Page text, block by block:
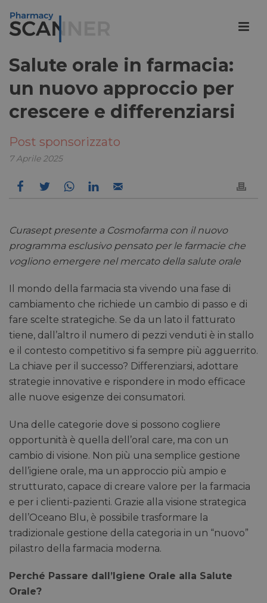
Salute orale in farmacia:
un nuovo approccio per
crescere e differenziarsi
Post sponsorizzato
7 Aprile 2025
Curasept presente a Cosmofarma con il nuovo
programma esclusivo pensato per le farmacie che
vogliono emergere nel mercato della salute orale
Il mondo della farmacia sta vivendo una fase di
cambiamento che richiede un cambio di passo e di
fare scelte strategiche. Se da un lato il fatturato
tiene, dall’altro il numero di pezzi venduti è in stallo
e il contesto competitivo si fa sempre più agguerrito.
La chiave per il successo? Differenziarsi, adottare
strategie innovative e rispondere in modo efficace
alle nuove esigenze dei consumatori.
Una delle categorie dove si possono cogliere
opportunità è quella dell’oral care, ma con un
cambio di visione. Non più una semplice gestione
dell’igiene orale, ma un approccio più ampio e
strutturato, capace di creare valore per la farmacia
e per i clienti-pazienti. Grazie alla visione strategica
dell’Oceano Blu, è possibile trasformare la
tradizionale gestione della categoria in un “nuovo”
pilastro della farmacia moderna.
Perché Passare dall’Igiene Orale alla Salute
Orale?